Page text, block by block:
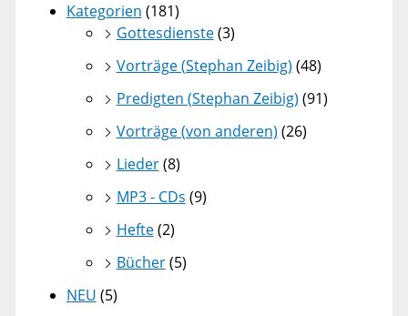
Kategorien (181)
Gottesdienste(3)
Vorträge (Stephan Zeibig) (48)
Predigten (Stephan Zeibig) (91)
Vorträge (von anderen) (26)
Lieder(8)
MP3 - CDs (9)
Hefte(2)
Bücher(5)
NEU (5)